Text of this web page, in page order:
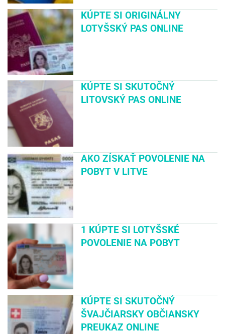
KÚPTE SI ORIGINÁLNY
LOTYŠSKÝ PAS ONLINE
KÚPTE SI SKUTOČNÝ
LITOVSKÝ PAS ONLINE
AKO ZÍSKAŤ POVOLENIE NA
POBYT V LITVE
1 KÚPTE SI LOTYŠSKÉ
POVOLENIE NA POBYT
KÚPTE SI SKUTOČNÝ
ŠVAJČIARSKY OBČIANSKY
PREUKAZ ONLINE